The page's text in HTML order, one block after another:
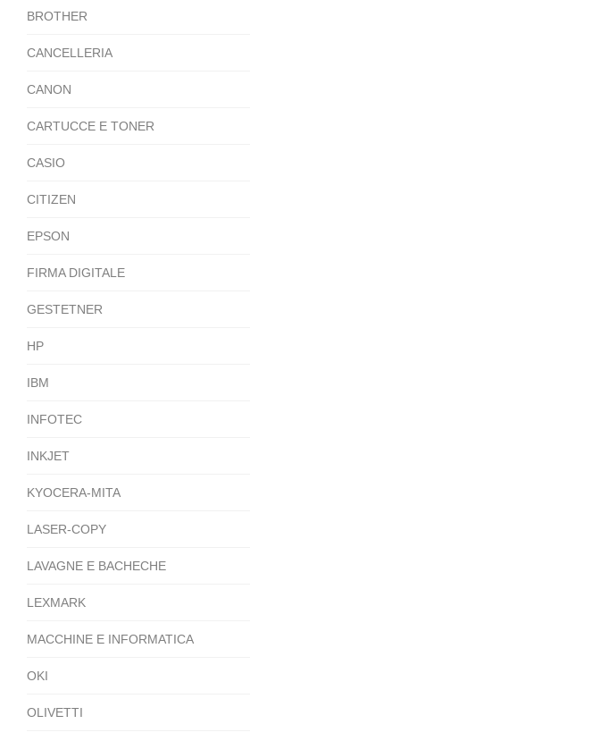
BROTHER
CANCELLERIA
CANON
CARTUCCE E TONER
CASIO
CITIZEN
EPSON
FIRMA DIGITALE
GESTETNER
HP
IBM
INFOTEC
INKJET
KYOCERA-MITA
LASER-COPY
LAVAGNE E BACHECHE
LEXMARK
MACCHINE E INFORMATICA
OKI
OLIVETTI